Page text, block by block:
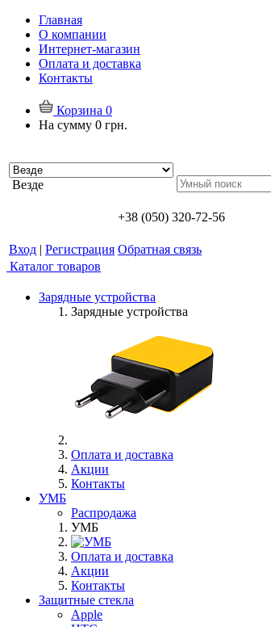
Главная
О компании
Интернет-магазин
Оплата и доставка
Контакты
Корзина 0
На сумму 0 грн.
Везде
+38 (050) 320-72-56
Вход | Регистрация Обратная связь
Каталог товаров
Зарядные устройства
Зарядные устройства
Оплата и доставка
Акции
Контакты
УМБ
Распродажа
УМБ
Оплата и доставка
Акции
Контакты
Защитные стекла
Apple